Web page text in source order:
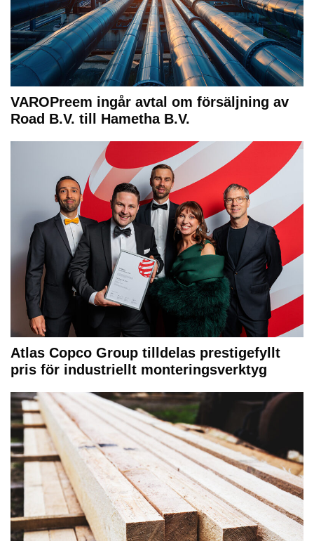
VAROPreem ingår avtal om försäljning av
Road B.V. till Hametha B.V.
Atlas Copco Group tilldelas prestigefyllt
pris för industriellt monteringsverktyg